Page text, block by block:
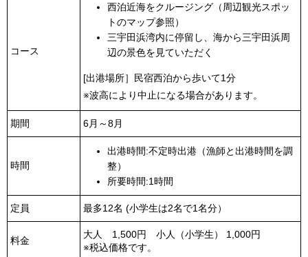
コース
西泊近海をクルージング（周辺観光スポッ
トのマップ参照）
三宇田浜湾内に停留し、海から三宇田浜周
辺の景色を見ていただく
[出港場所］民宿西泊から歩いて1分
※波高により中止になる場合があります。
期間 6月～8月
時間
出港時間:不定時出港（漁師と出港時間を調
整）
所要時間:1時間
定員 最多12名 (小学生は2名で1名分）
料金
大人 1,500円 小人（小学生） 1,000円
※税込価格です。